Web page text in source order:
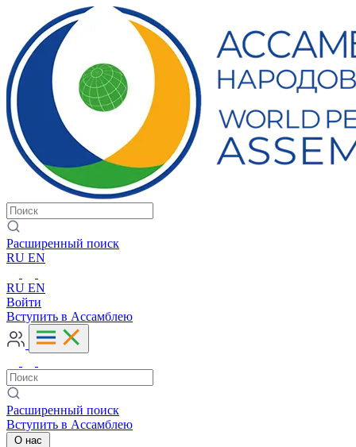
Расширенный поиск
RU EN
RU EN
Войти
Вступить в Ассамблею
Расширенный поиск
Вступить в Ассамблею
О нас